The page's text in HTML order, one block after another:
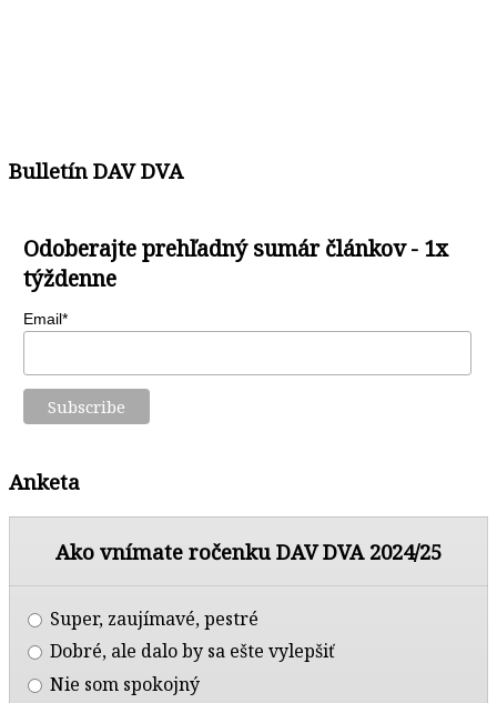
Bulletín DAV DVA
Odoberajte prehľadný sumár článkov - 1x
týždenne
Email*
Anketa
Ako vnímate ročenku DAV DVA 2024/25
Super, zaujímavé, pestré
Dobré, ale dalo by sa ešte vylepšiť
Nie som spokojný